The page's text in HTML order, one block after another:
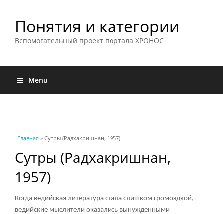
Понятия и категории
Вспомогательный проект портала ХРОНОС
Menu
Вы здесь
Главная » Сутры (Радхакришнан, 1957)
Сутры (Радхакришнан,
1957)
Когда ведийская литература стала слишком громоздкой,
ведийские мыслители оказались вынужденными